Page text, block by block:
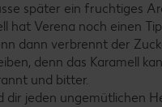
später ein fruchtiges
hat Verena noch einen
dann verbrennt der
denn das Karamell
und bitter.
dir jeden ungemütlichen